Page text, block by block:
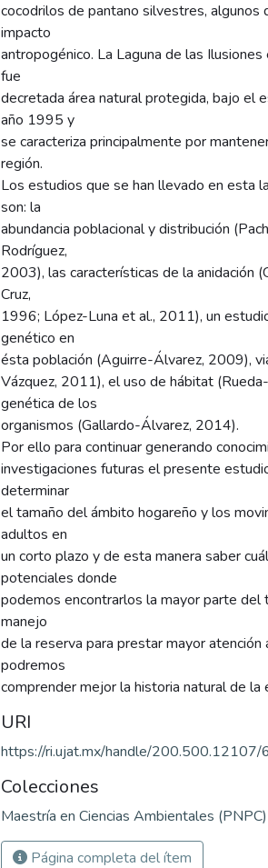
cocodrilos de pantano silvestres,
impacto
antropogénico. La Laguna de las
fue
decretada área natural protegida, bajo el
año 1995 y
se caracteriza principalmente por
región.
Los estudios que se han llevado en esta
son: la
abundancia poblacional y distribución
Rodríguez,
2003), las características de la anidación
Cruz,
1996; López-Luna et al., 2011), un
genético en
ésta población (Aguirre-Álvarez, 2009),
Vázquez, 2011), el uso de hábitat
genética de los
organismos (Gallardo-Álvarez, 2014).
Por ello para continuar generando
investigaciones futuras el presente
determinar
el tamaño del ámbito hogareño y los
adultos en
un corto plazo y de esta manera saber
potenciales donde
podemos encontrarlos la mayor parte
manejo
de la reserva para prestar mayor
podremos
comprender mejor la historia natural de la
URI
https://ri.ujat.mx/handle/200.500.12107/
Colecciones
Maestría en Ciencias Ambientales (PNPC)
Página completa del ítem